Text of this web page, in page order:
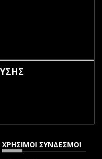
ΧΡΗΣΙΜΟΙ ΣΥΝΔΕΣΜΟΙ